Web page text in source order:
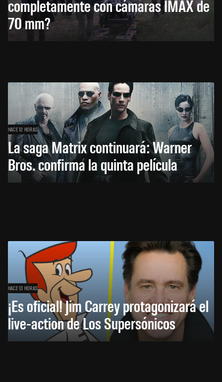
completamente con cámaras IMAX de
70 mm?
HACE 12 HORAS
La saga Matrix continuará: Warner
Bros. confirma la quinta película
HACE 13 HORAS
¡Es oficial! Jim Carrey protagonizará el
live-action de Los Supersónicos